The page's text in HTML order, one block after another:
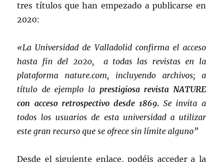
tres títulos que han empezado a publicarse en
2020:
«La Universidad de Valladolid confirma el acceso
hasta fin del 2020, a todas las revistas en la
plataforma nature.com, incluyendo archivos; a
título de ejemplo la prestigiosa revista NATURE
con acceso retrospectivo desde 1869. Se invita a
todos los usuarios de esta universidad a utilizar
este gran recurso que se ofrece sin límite alguno”
Desde el siguiente enlace, podéis acceder a la